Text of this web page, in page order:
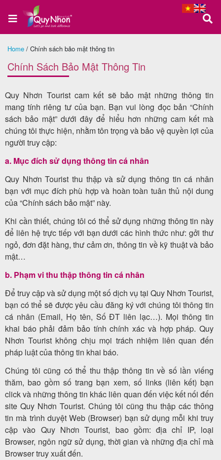
chủ
Tour
Quy
Nhơn
Tour
Phú
Yên
Tour
trong
nước
Combo
Quy
Lịch
khởi
hành
Home / Chính sách bảo mật thông tin
Chính Sách Bảo Mật Thông Tin
Quy Nhơn Tourist cam kết sẽ bảo mật những thông tin
mang tính riêng tư của bạn. Bạn vui lòng đọc bản “Chính
sách bảo mật” dưới đây để hiểu hơn những cam kết mà
chúng tôi thực hiện, nhằm tôn trọng và bảo vệ quyền lợi của
người truy cập:
a. Mục đích sử dụng thông tin cá nhân
Quy Nhơn Tourist thu thập và sử dụng thông tin cá nhân
bạn với mục đích phù hợp và hoàn toàn tuân thủ nội dung
của “Chính sách bảo mật” này.
Khi cần thiết, chúng tôi có thể sử dụng những thông tin này
để liên hệ trực tiếp với bạn dưới các hình thức như: gởi thư
ngỏ, đơn đặt hàng, thư cảm ơn, thông tin về kỹ thuật và bảo
mật…
b. Phạm vi thu thập thông tin cá nhân
Để truy cập và sử dụng một số dịch vụ tại Quy Nhơn Tourist,
bạn có thể sẽ được yêu cầu đăng ký với chúng tôi thông tin
cá nhân (Email, Họ tên, Số ĐT liên lạc…). Mọi thông tin
khai báo phải đảm bảo tính chính xác và hợp pháp. Quy
Nhơn Tourist không chịu mọi trách nhiệm liên quan đến
pháp luật của thông tin khai báo.
Chúng tôi cũng có thể thu thập thông tin về số lần viếng
thăm, bao gồm số trang bạn xem, số links (liên kết) bạn
click và những thông tin khác liên quan đến việc kết nối đến
site Quy Nhơn Tourist. Chúng tôi cũng thu thập các thông
tin mà trình duyệt Web (Browser) bạn sử dụng mỗi khi truy
cập vào Quy Nhơn Tourist, bao gồm: địa chỉ IP, loại
Browser, ngôn ngữ sử dụng, thời gian và những địa chỉ mà
Browser truy xuất đến.